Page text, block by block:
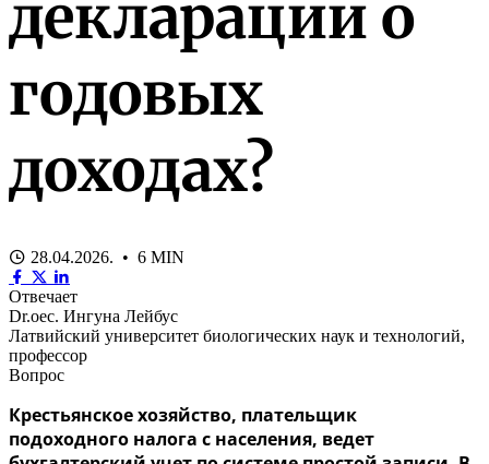
декларации о
годовых
доходах?
28.04.2026. • 6 MIN
Отвечает
Dr.oec. Ингуна Лейбус
Латвийский университет биологических наук и технологий,
профессор
Вопрос
Крестьянское хозяйство, плательщик
подоходного налога с населения, ведет